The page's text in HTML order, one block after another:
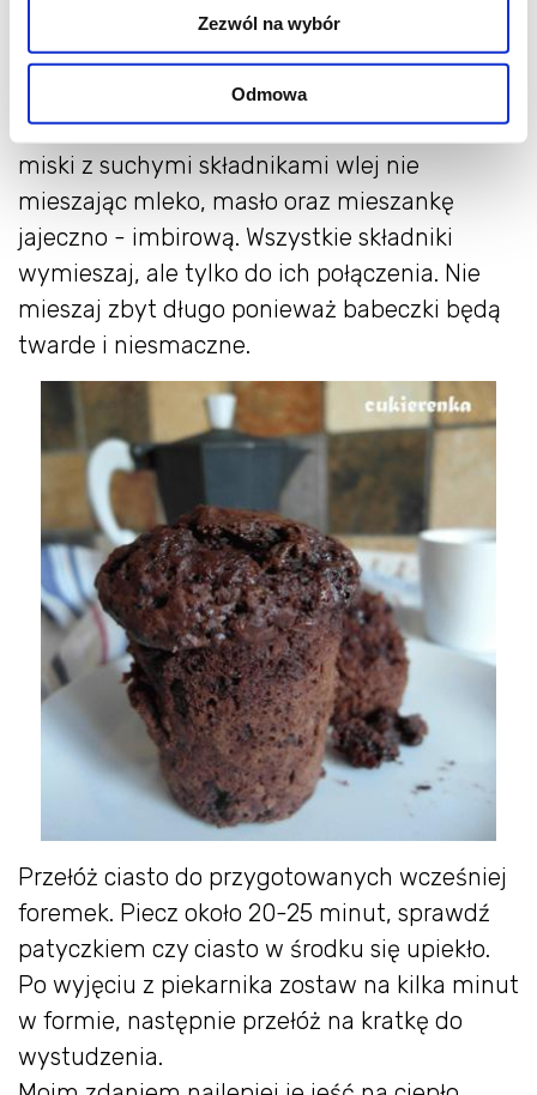
Zezwól na wybór
Odmowa
wymieszaj. Następnie dodaj kawałki
czekolady i jeszcze raz przemieszaj. W
osobnym naczyniu widelcem roztrzep jajka.
Dodaj do nich mielony imbir i wymieszaj. Do
miski z suchymi składnikami wlej nie
mieszając mleko, masło oraz mieszankę
jajeczno - imbirową. Wszystkie składniki
wymieszaj, ale tylko do ich połączenia. Nie
mieszaj zbyt długo ponieważ babeczki będą
twarde i niesmaczne.
Przełóż ciasto do przygotowanych wcześniej
foremek. Piecz około 20-25 minut, sprawdź
patyczkiem czy ciasto w środku się upiekło.
Po wyjęciu z piekarnika zostaw na kilka minut
w formie, następnie przełóż na kratkę do
wystudzenia.